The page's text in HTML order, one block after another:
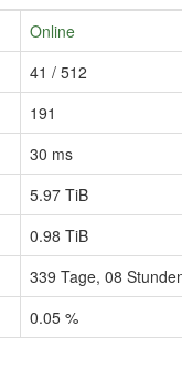
Online
41 / 512
191
30 ms
5.97 TiB
0.98 TiB
339 Tage, 08
0.05 %